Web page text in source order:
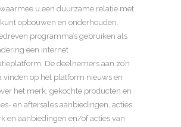
u een duurzame relatie met
opbouwen en onderhouden.
programma’s gebruiken als
een internet
De deelnemers aan zo’n
vinden op het platform nieuws en
het merk, gekochte producten en
en aftersales aanbiedingen, acties
en aanbiedingen en/of acties van